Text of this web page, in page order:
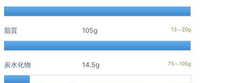
脂質 105g
炭水化物 14.5g